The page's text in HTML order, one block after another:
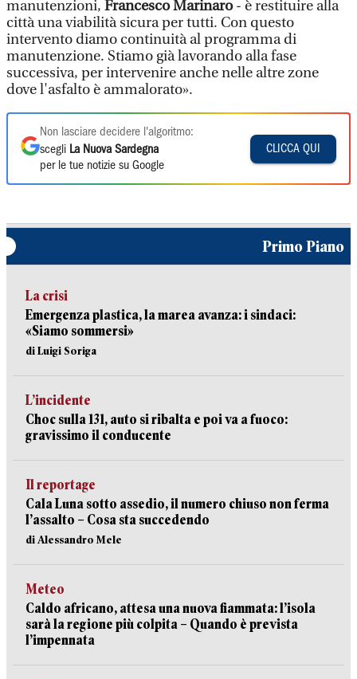
manutenzioni, Francesco Marinaro- è restituire alla
città una viabilità sicura per tutti. Con questo
intervento diamo continuità al programma di
manutenzione. Stiamo già lavorando alla fase
successiva, per intervenire anche nelle altre zone
dove l'asfalto è ammalorato».
Non lasciare decidere l'algoritmo:
scegli La Nuova Sardegna
per le tue notizie su Google
CLICCA QUI
Primo Piano
La crisi
Emergenza plastica, la marea avanza: i sindaci:
«Siamo sommersi»
di Luigi Soriga
L’incidente
Choc sulla 131, auto si ribalta e poi va a fuoco:
gravissimo il conducente
Il reportage
Cala Luna sotto assedio, il numero chiuso non ferma
l’assalto – Cosa sta succedendo
di Alessandro Mele
Meteo
Caldo africano, attesa una nuova fiammata: l’isola
sarà la regione più colpita – Quando è prevista
l’impennata